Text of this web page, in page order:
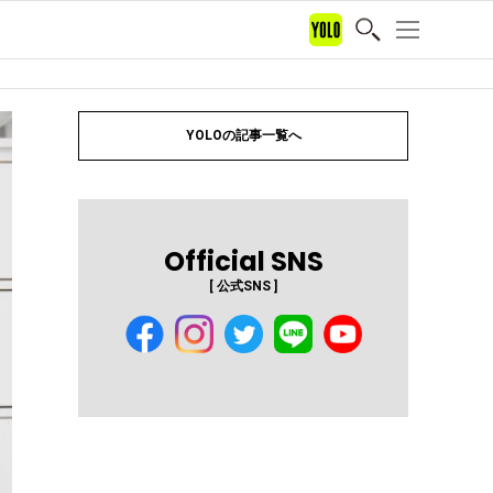
YOLOの記事一覧へ
Official SNS
[ 公式SNS ]